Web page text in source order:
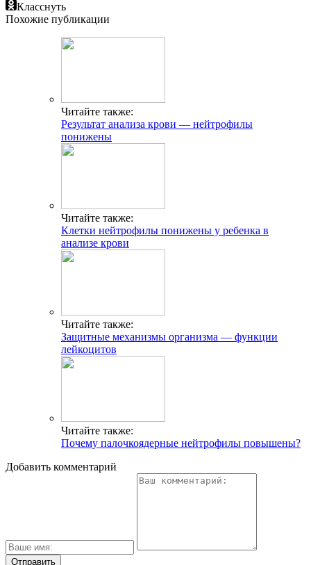
Класснуть
Похожие публикации
Читайте также:
Результат анализа крови — нейтрофилы
понижены
Читайте также:
Клетки нейтрофилы понижены у ребенка в
анализе крови
Читайте также:
Защитные механизмы организма — функции
лейкоцитов
Читайте также:
Почему палочкоядерные нейтрофилы повышены?
Добавить комментарий